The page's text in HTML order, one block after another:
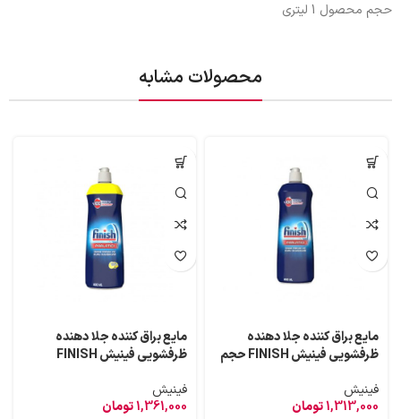
حجم محصول 1 لیتری
محصولات مشابه
مایع براق کننده جلا دهنده
ظرفشویی فینیش FINISH حجم
فینیش
1,313,000تومان
مایع براق کننده جلا دهنده
ظرفشویی فینیش FINISH
فینیش
1,361,000تومان